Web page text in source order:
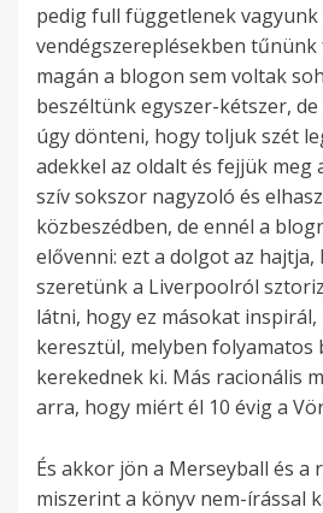
pedig full függetlenek vagyunk
vendégszereplésekben
magán a blogon sem voltak
beszéltünk egyszer-kétszer,
úgy dönteni, hogy toljuk szét
adekkel az oldalt és fejjük meg
szív sokszor nagyzoló és
közbeszédben, de ennél a
elővenni: ezt a dolgot az hajtja,
szeretünk a Liverpoolról
látni, hogy ez másokat
keresztül, melyben folyamatos
kerekednek ki. Más racionális
arra, hogy miért él 10 évig a
És akkor jön a Merseyball és a
miszerint a könyv nem-írással